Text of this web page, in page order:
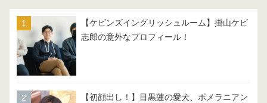
【ケビンズイングリッシュルーム】掛山ケビ
志郎の意外なプロフィール！
【初顔出し！】目黒蓮の愛犬、ポメラニアン